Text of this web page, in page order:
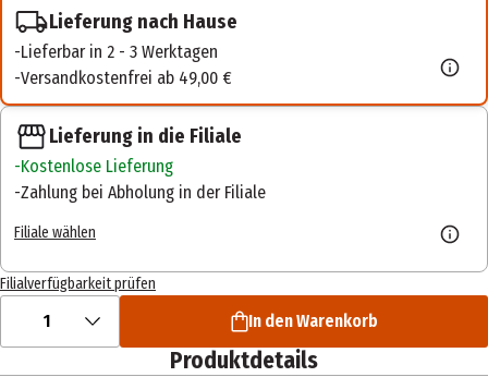
Lieferung nach Hause
Lieferbar in 2 - 3 Werktagen
Versandkostenfrei ab 49,00 €
Lieferung in die Filiale
Kostenlose Lieferung
Zahlung bei Abholung in der Filiale
Filiale wählen
Filialverfügbarkeit prüfen
1 In den Warenkorb
Produktdetails